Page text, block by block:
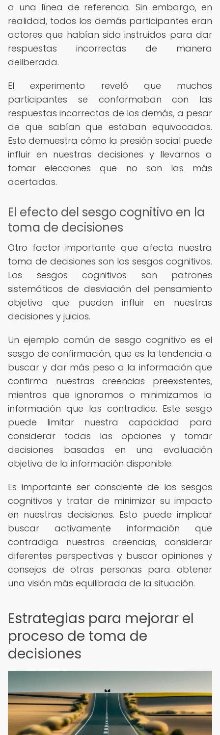
a una línea de referencia. Sin embargo, en
realidad, todos los demás participantes eran
actores que habían sido instruidos para dar
respuestas incorrectas de manera
deliberada.
El experimento reveló que muchos
participantes se conformaban con las
respuestas incorrectas de los demás, a pesar
de que sabían que estaban equivocadas.
Esto demuestra cómo la presión social puede
influir en nuestras decisiones y llevarnos a
tomar elecciones que no son las más
acertadas.
El efecto del sesgo cognitivo en la
toma de decisiones
Otro factor importante que afecta nuestra
toma de decisiones son los sesgos cognitivos.
Los sesgos cognitivos son patrones
sistemáticos de desviación del pensamiento
objetivo que pueden influir en nuestras
decisiones y juicios.
Un ejemplo común de sesgo cognitivo es el
sesgo de confirmación, que es la tendencia a
buscar y dar más peso a la información que
confirma nuestras creencias preexistentes,
mientras que ignoramos o minimizamos la
información que las contradice. Este sesgo
puede limitar nuestra capacidad para
considerar todas las opciones y tomar
decisiones basadas en una evaluación
objetiva de la información disponible.
Es importante ser consciente de los sesgos
cognitivos y tratar de minimizar su impacto
en nuestras decisiones. Esto puede implicar
buscar activamente información que
contradiga nuestras creencias, considerar
diferentes perspectivas y buscar opiniones y
consejos de otras personas para obtener
una visión más equilibrada de la situación.
Estrategias para mejorar el
proceso de toma de
decisiones